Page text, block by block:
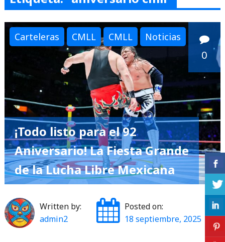
Carteleras CMLL CMLL Noticias
0
¡Todo listo para el 92
Aniversario! La Fiesta Grande
de la Lucha Libre Mexicana
Written by:
admin2
Posted on:
18 septiembre, 2025